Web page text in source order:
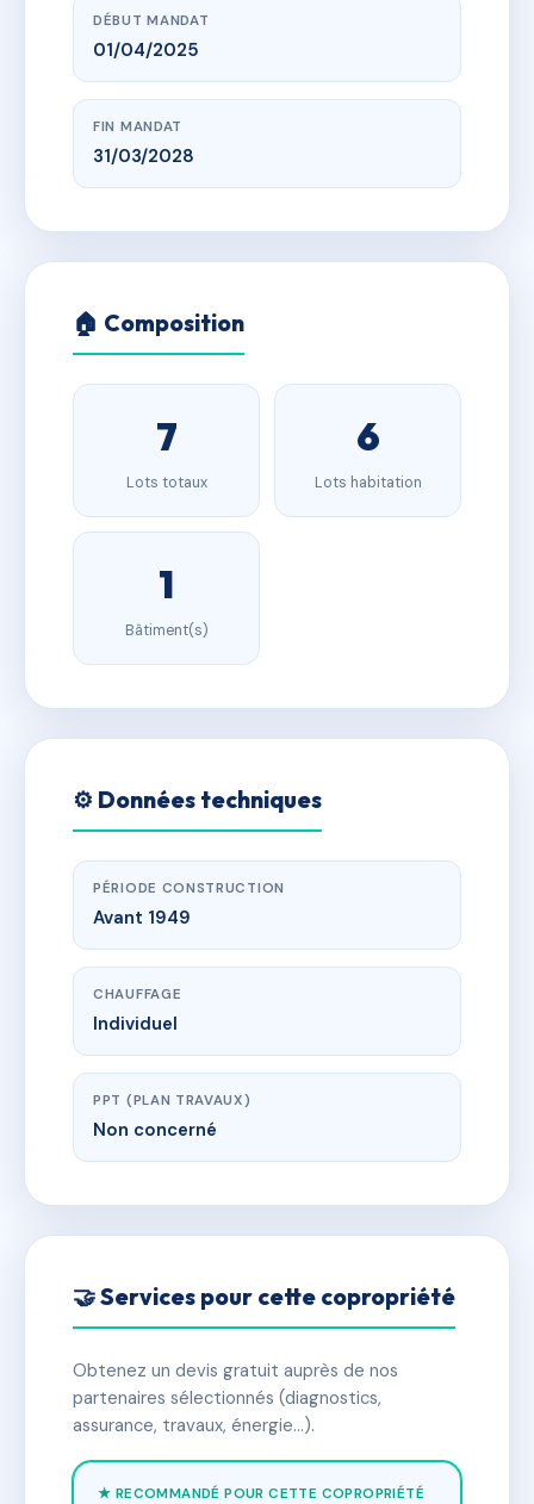
DÉBUT MANDAT
01/04/2025
FIN MANDAT
31/03/2028
🏠 Composition
7
Lots totaux
6
Lots habitation
1
Bâtiment(s)
⚙️ Données techniques
PÉRIODE CONSTRUCTION
Avant 1949
CHAUFFAGE
Individuel
PPT (PLAN TRAVAUX)
Non concerné
🤝 Services pour cette copropriété
Obtenez un devis gratuit auprès de nos
partenaires sélectionnés (diagnostics,
assurance, travaux, énergie…).
★ RECOMMANDÉ POUR CETTE COPROPRIÉTÉ